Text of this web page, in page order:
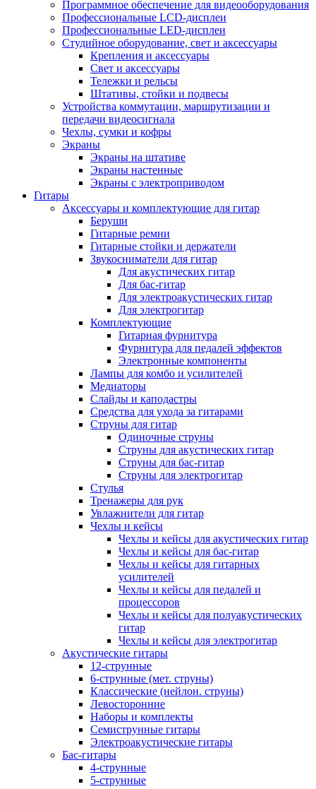
Программное обеспечение для видеооборудования
Профессиональные LCD-дисплеи
Профессиональные LED-дисплеи
Студийное оборудование, свет и аксессуары
Крепления и аксессуары
Свет и аксессуары
Тележки и рельсы
Штативы, стойки и подвесы
Устройства коммутации, маршрутизации и
передачи видеосигнала
Чехлы, сумки и кофры
Экраны
Экраны на штативе
Экраны настенные
Экраны с электроприводом
Гитары
Аксессуары и комплектующие для гитар
Беруши
Гитарные ремни
Гитарные стойки и держатели
Звукосниматели для гитар
Для акустических гитар
Для бас-гитар
Для электроакустических гитар
Для электрогитар
Комплектующие
Гитарная фурнитура
Фурнитура для педалей эффектов
Электронные компоненты
Лампы для комбо и усилителей
Медиаторы
Слайды и каподастры
Средства для ухода за гитарами
Струны для гитар
Одиночные струны
Струны для акустических гитар
Струны для бас-гитар
Струны для электрогитар
Стулья
Тренажеры для рук
Увлажнители для гитар
Чехлы и кейсы
Чехлы и кейсы для акустических гитар
Чехлы и кейсы для бас-гитар
Чехлы и кейсы для гитарных
усилителей
Чехлы и кейсы для педалей и
процессоров
Чехлы и кейсы для полуакустических
гитар
Чехлы и кейсы для электрогитар
Акустические гитары
12-струнные
6-струнные (мет. струны)
Классические (нейлон. струны)
Левосторонние
Наборы и комплекты
Семиструнные гитары
Электроакустические гитары
Бас-гитары
4-струнные
5-струнные